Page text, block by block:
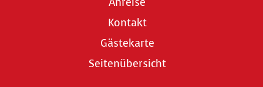
Kontakt
Gästekarte
Seitenübersicht